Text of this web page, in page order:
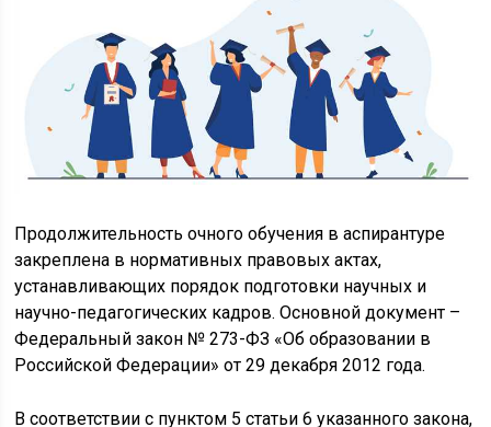
Продолжительность очного обучения в аспирантуре
закреплена в нормативных правовых актах,
устанавливающих порядок подготовки научных и
научно-педагогических кадров. Основной документ –
Федеральный закон № 273-ФЗ «Об образовании в
Российской Федерации» от 29 декабря 2012 года.
В соответствии с пунктом 5 статьи 6 указанного закона,